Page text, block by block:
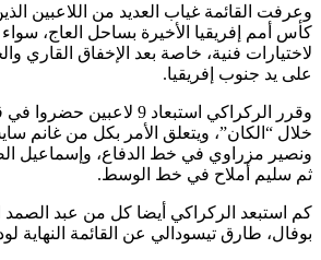
وعرفت القائمة غياب العديد من اللاعبين
كأس أمم إفريقيا الأخيرة بساحل العاج،
لاختيارات فنية، خاصة بعد الإخفاق القاري
على يد جنوب إفريقيا.
وقرر الركراكي استبعاد 9
خلال “الكان”، ويتعلق الأمر بكل من غانم
ونصير مزراوي في خط الدفاع، وإسماعيل
ثم سليم أملاح في خط الوسط.
كم استبعد الركراكي أيضا كل من عبد الصمد
بوفال، طارق تيسودالي عن القائمة النهاية